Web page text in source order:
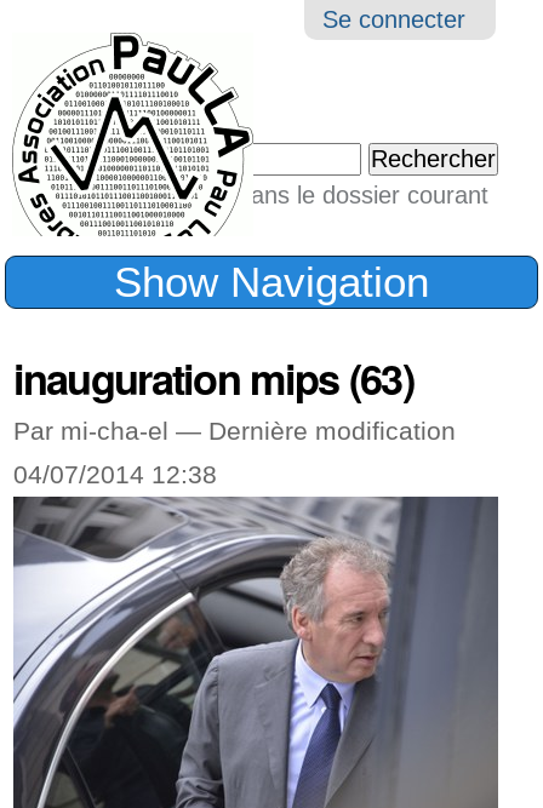
Outils
Se connecter
Chercher par
Seulement dans le dossier courant
Recherche
Show Navigation
inauguration mips (63)
Par mi-cha-el — Dernière modification
04/07/2014 12:38